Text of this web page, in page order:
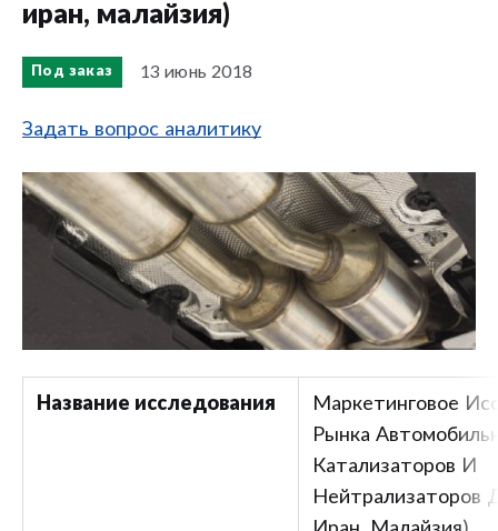
иран, малайзия)
Под заказ 13 июнь 2018
Задать вопрос аналитику
Название исследования
Маркетинговое
Рынка
Катализаторов И
Нейтрализаторов